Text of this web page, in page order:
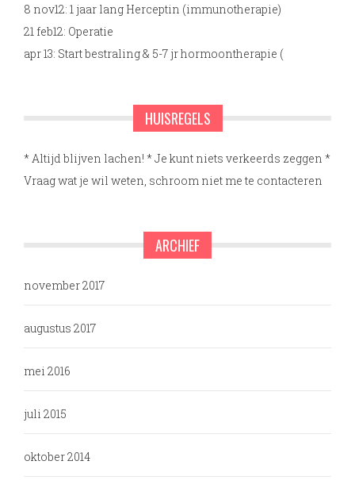
8 nov12: 1 jaar lang Herceptin (immunotherapie)
21 feb12: Operatie
apr 13: Start bestraling & 5-7 jr hormoontherapie (
HUISREGELS
* Altijd blijven lachen! * Je kunt niets verkeerds zeggen *
Vraag wat je wil weten, schroom niet me te contacteren
ARCHIEF
november 2017
augustus 2017
mei 2016
juli 2015
oktober 2014